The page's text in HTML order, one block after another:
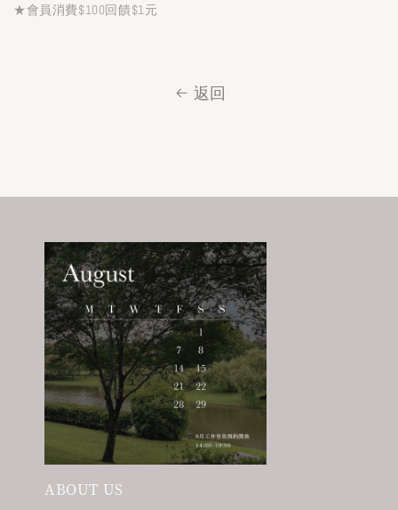
★會員消費$100回饋$1元
返回
ABOUT US